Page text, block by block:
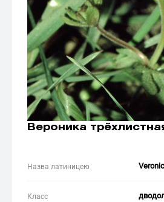
Вероника
Назва латиницею
Класс